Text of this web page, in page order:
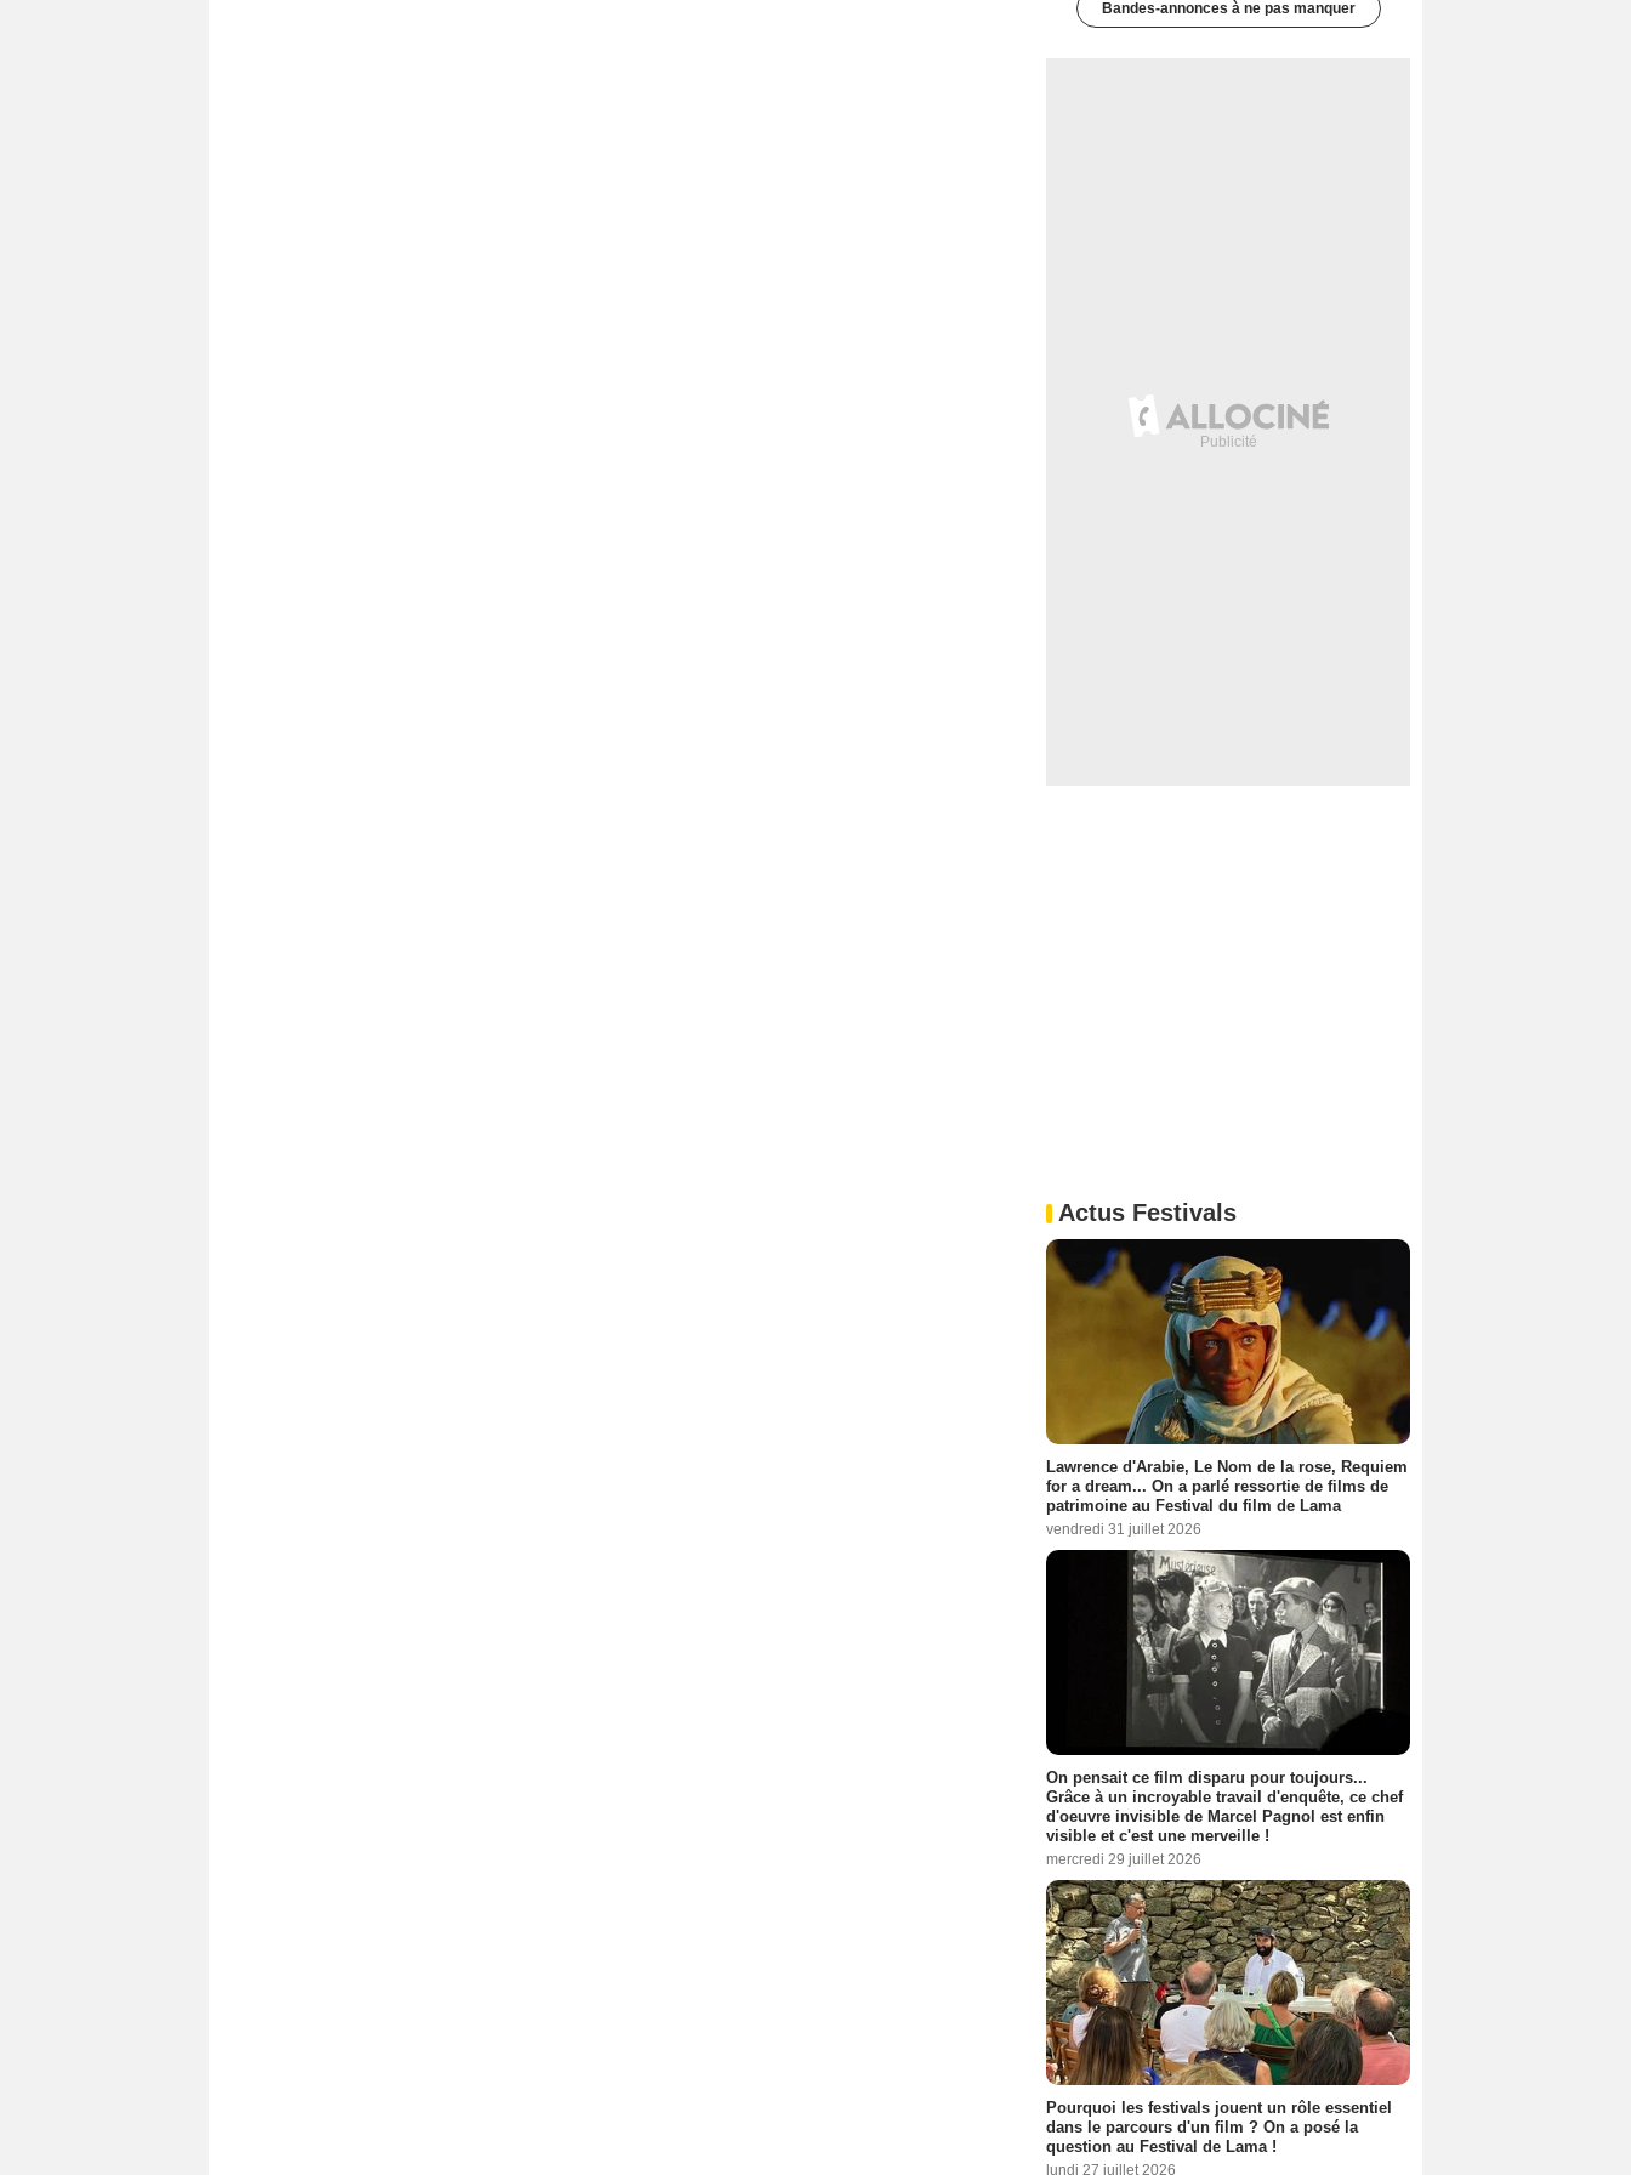
Bandes-annonces à ne pas manquer
Actus Festivals
Lawrence d'Arabie, Le Nom de la rose, Requiem
for a dream... On a parlé ressortie de films de
patrimoine au Festival du film de Lama
vendredi 31 juillet 2026
On pensait ce film disparu pour toujours...
Grâce à un incroyable travail d'enquête, ce chef
d'oeuvre invisible de Marcel Pagnol est enfin
visible et c'est une merveille !
mercredi 29 juillet 2026
Pourquoi les festivals jouent un rôle essentiel
dans le parcours d'un film ? On a posé la
question au Festival de Lama !
lundi 27 juillet 2026